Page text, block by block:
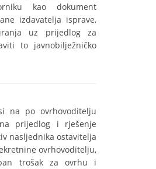
kao dokument
izdavatelja isprave,
uz prijedlog za
to javnobilježničko
na po ovrhovoditelju
prijedlog i rješenje
nasljednika ostavitelja
ovrhovoditelju,
trošak za ovrhu i